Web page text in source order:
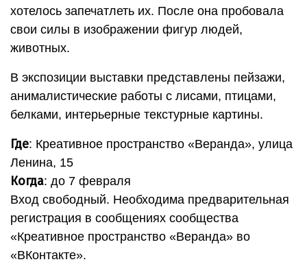
хотелось запечатлеть их. После она пробовала
свои силы в изображении фигур людей,
животных.
В экспозиции выставки представлены пейзажи,
анималистические работы с лисами, птицами,
белками, интерьерные текстурные картины.
Где: Креативное пространство «Веранда», улица
Ленина, 15
Когда: до 7 февраля
Вход свободный. Необходима предварительная
регистрация в сообщениях сообщества
«Креативное пространство «Веранда» во
«ВКонтакте».